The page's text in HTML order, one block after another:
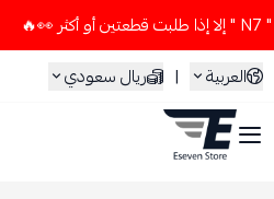
العربية
| ريال سعودي
ESEVEN STORE